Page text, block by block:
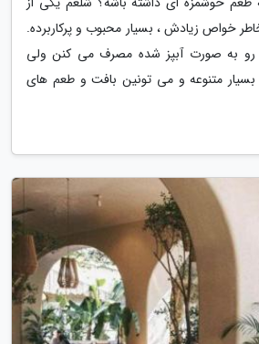
خواص زیادش ، بسیار محبوب و پرکاربرده.
به صورت آبپز شده مصرف می کنن ولی
متنوعه و می تونین بافت و طعم های